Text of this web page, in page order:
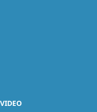
VIDEO